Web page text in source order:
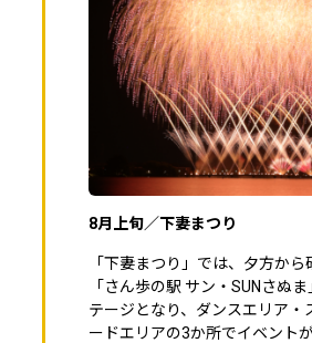
8月上旬／下妻まつり
「下妻まつり」では、夕方か
「さん歩の駅 サン・SUNさぬ
テージとなり、ダンスエリア・
ードエリアの3か所でイベント